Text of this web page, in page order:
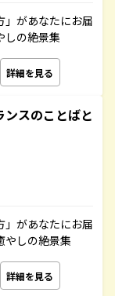
」があなたにお届
しの絶景集
詳細を見る
ンスのことばと
」があなたにお届
やしの絶景集
詳細を見る